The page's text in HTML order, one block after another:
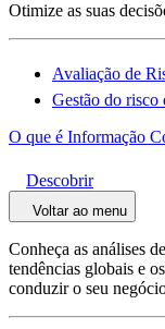
Otimize as suas
Avaliação de
Gestão do risco
O que é Informação
Descobrir
Voltar ao menu
Conheça as análises
tendências globais e
conduzir o seu